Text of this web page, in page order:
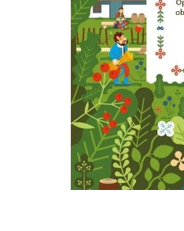
poprawić
funkcjonalność
i strukturę
internetowej,
na podstawie
tego, jak
strona jest
używana.